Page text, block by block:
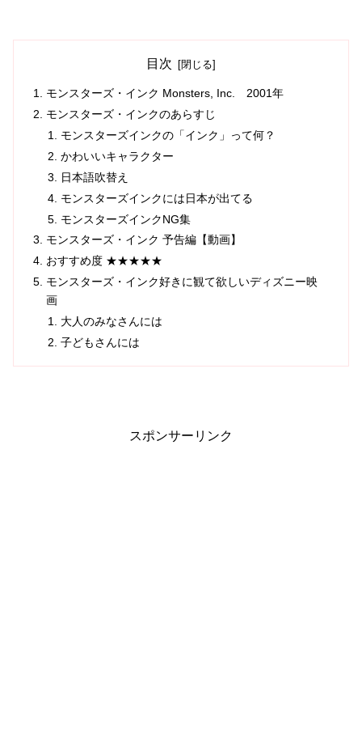
目次
モンスターズ・インク Monsters, Inc. 2001年
モンスターズ・インクのあらすじ
モンスターズインクの「インク」って何？
かわいいキャラクター
日本語吹替え
モンスターズインクには日本が出てる
モンスターズインクNG集
モンスターズ・インク 予告編【動画】
おすすめ度 ★★★★★
モンスターズ・インク好きに観て欲しいディズニー映
画
大人のみなさんには
子どもさんには
スポンサーリンク